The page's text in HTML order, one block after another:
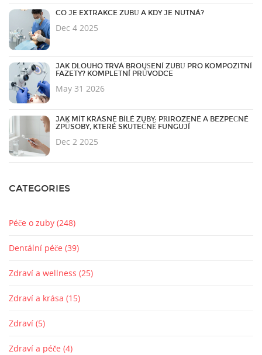
CO JE EXTRAKCE ZUBŮ A KDY JE NUTNÁ?
Dec 4 2025
JAK DLOUHO TRVÁ BROUŠENÍ ZUBŮ PRO KOMPOZITNÍ
FAZETY? KOMPLETNÍ PRŮVODCE
May 31 2026
JAK MÍT KRÁSNÉ BÍLÉ ZUBY: PŘIROZENÉ A BEZPEČNÉ
ZPŮSOBY, KTERÉ SKUTEČNĚ FUNGUJÍ
Dec 2 2025
CATEGORIES
Péče o zuby (248)
Dentální péče (39)
Zdraví a wellness (25)
Zdraví a krása (15)
Zdraví (5)
Zdraví a péče (4)